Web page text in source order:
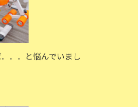
．．と悩んでいまし